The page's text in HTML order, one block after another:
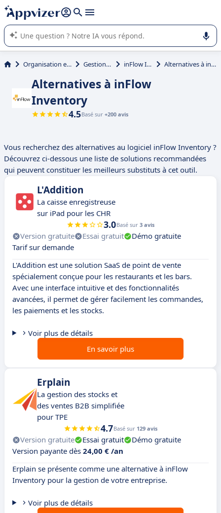
répondre (plusieurs lignes avec
L'IA de Appvizer vous guide dans l'utilisation ou la sélection de
logiciel SaaS en entreprise.
Organisation et planification Gestion de stock inFlow Inventory Alternatives à inFlow Inventory
Alternatives à inFlow
Inventory
4.5Basé sur +200 avis
Vous recherchez des alternatives au logiciel inFlow Inventory ?
Découvrez ci-dessous une liste de solutions recommandées
qui peuvent constituer les meilleurs substituts à cet outil.
L'Addition
La caisse enregistreuse
sur iPad pour les CHR
3.0Basé sur 3 avis
Version gratuite Essai gratuit
Démo gratuite
Tarif sur demande
L'Addition est une solution SaaS de point de vente
spécialement conçue pour les restaurants et les bars.
Avec une interface intuitive et des fonctionnalités
avancées, il permet de gérer facilement les commandes,
les paiements et les stocks.
Voir plus de détails
En savoir plus
Erplain
La gestion des stocks et
des ventes B2B simplifiée
pour TPE
4.7Basé sur 129 avis
Version gratuite Essai gratuit
Démo gratuite
Version payante dès 24,00 € /an
Erplain se présente comme une alternative à inFlow
Inventory pour la gestion de votre entreprise.
Voir plus de détails